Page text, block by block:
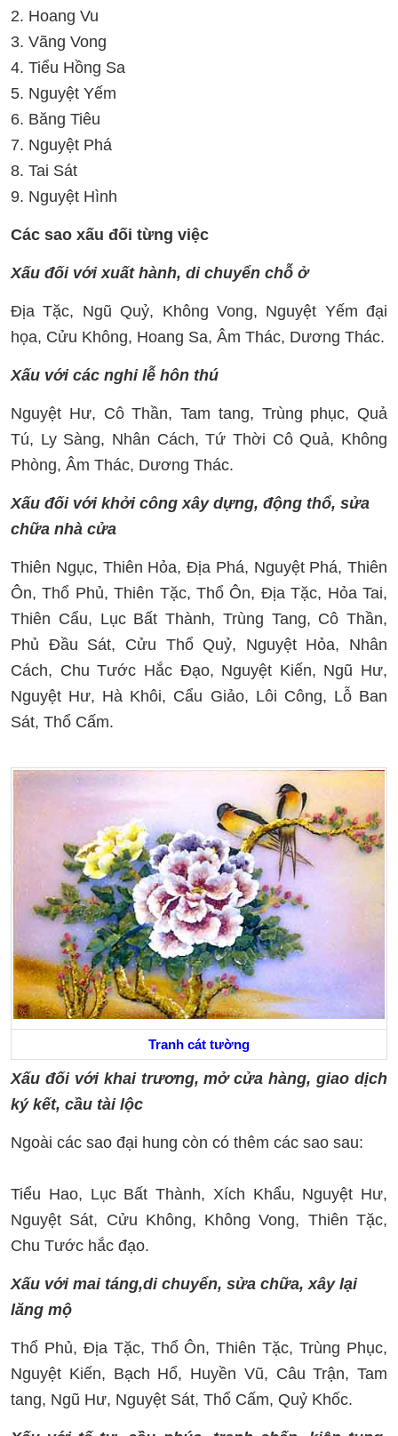
2. Hoang Vu
3. Vãng Vong
4. Tiểu Hồng Sa
5. Nguyệt Yếm
6. Băng Tiêu
7. Nguyệt Phá
8. Tai Sát
9. Nguyệt Hình
Các sao xấu đối từng việc
Xấu đối với xuất hành, di chuyển chỗ ở
Địa Tặc, Ngũ Quỷ, Không Vong, Nguyệt Yếm đại
họa, Cửu Không, Hoang Sa, Âm Thác, Dương Thác.
Xấu với các nghi lễ hôn thú
Nguyệt Hư, Cô Thần, Tam tang, Trùng phục, Quả
Tú, Ly Sàng, Nhân Cách, Tứ Thời Cô Quả, Không
Phòng, Âm Thác, Dương Thác.
Xấu đối với khởi công xây dựng, động thổ, sửa
chữa nhà cửa
Thiên Ngục, Thiên Hỏa, Địa Phá, Nguyệt Phá, Thiên
Ôn, Thổ Phủ, Thiên Tặc, Thổ Ôn, Địa Tặc, Hỏa Tai,
Thiên Cẩu, Lục Bất Thành, Trùng Tang, Cô Thần,
Phủ Đầu Sát, Cửu Thổ Quỷ, Nguyệt Hỏa, Nhân
Cách, Chu Tước Hắc Đạo, Nguyệt Kiến, Ngũ Hư,
Nguyệt Hư, Hà Khôi, Cẩu Giảo, Lôi Công, Lỗ Ban
Sát, Thổ Cấm.
Tranh cát tường
Xấu đối với khai trương, mở cửa hàng, giao dịch
ký kết, cầu tài lộc
Ngoài các sao đại hung còn có thêm các sao sau:
Tiểu Hao, Lục Bất Thành, Xích Khẩu, Nguyệt Hư,
Nguyệt Sát, Cửu Không, Không Vong, Thiên Tặc,
Chu Tước hắc đạo.
Xấu với mai táng,di chuyển, sửa chữa, xây lại
lăng mộ
Thổ Phủ, Địa Tặc, Thổ Ôn, Thiên Tặc, Trùng Phục,
Nguyệt Kiến, Bạch Hổ, Huyền Vũ, Câu Trận, Tam
tang, Ngũ Hư, Nguyệt Sát, Thổ Cấm, Quỷ Khốc.